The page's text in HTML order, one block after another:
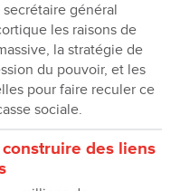
général
les raisons de
la stratégie de
du pouvoir, et les
pour faire reculer ce
sociale.
des liens